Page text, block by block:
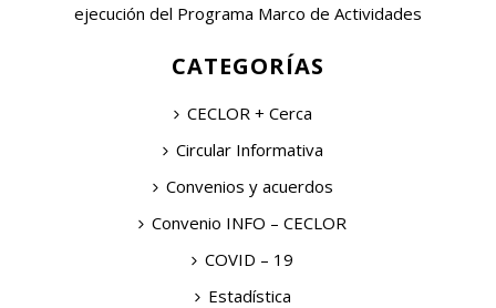
ejecución del Programa Marco de Actividades
CATEGORÍAS
CECLOR + Cerca
Circular Informativa
Convenios y acuerdos
Convenio INFO – CECLOR
COVID – 19
Estadística